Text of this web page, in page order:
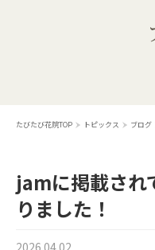
たびたび花院TOP トピックス ブログ
jamに掲載さ
りました！
2026.04.02